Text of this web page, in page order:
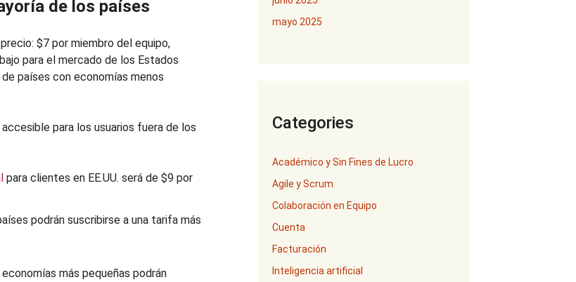
de los países
$7 por miembro del equipo,
para el mercado de los Estados
países con economías menos
para los usuarios fuera de los
para clientes en EE.UU. será de $9 por
podrán suscribirse a una tarifa más
más pequeñas podrán
mayo 2025
Categories
Académico y Sin Fines de Lucro
Agile y Scrum
Colaboración en Equipo
Cuenta
Facturación
Inteligencia artificial